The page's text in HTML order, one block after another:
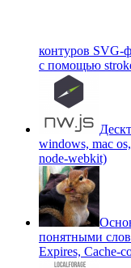
контуров SVG-
c помощью
windows, mac
node-webkit)
понятными
Expires, Cache-